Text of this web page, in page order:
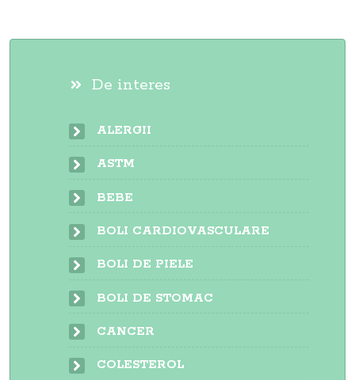
De interes
ALERGII
ASTM
BEBE
BOLI CARDIOVASCULARE
BOLI DE PIELE
BOLI DE STOMAC
CANCER
COLESTEROL